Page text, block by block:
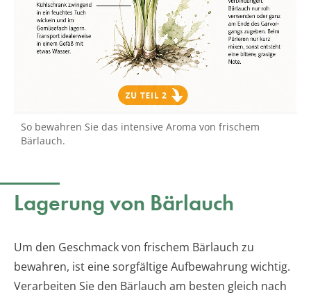
So bewahren Sie das intensive Aroma von frischem
Bärlauch.
Lagerung von Bärlauch
Um den Geschmack von frischem Bärlauch zu
bewahren, ist eine sorgfältige Aufbewahrung wichtig.
Verarbeiten Sie den Bärlauch am besten gleich nach